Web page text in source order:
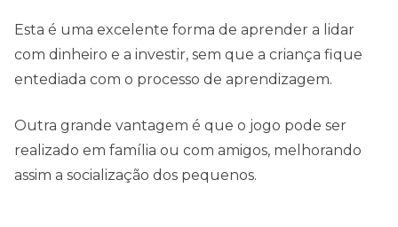
Esta é uma excelente forma de aprender a lidar
com dinheiro e a investir, sem que a criança fique
entediada com o processo de aprendizagem.
Outra grande vantagem é que o jogo pode ser
realizado em família ou com amigos, melhorando
assim a socialização dos pequenos.